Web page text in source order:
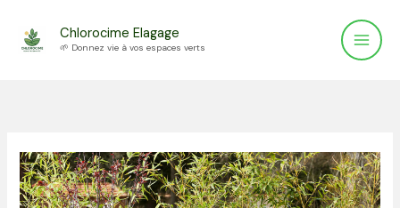
Chlorocime Elagage
🌱 Donnez vie à vos espaces verts